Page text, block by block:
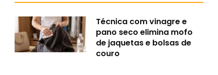
Técnica com vinagre e
pano seco elimina mofo
de jaquetas e bolsas de
couro